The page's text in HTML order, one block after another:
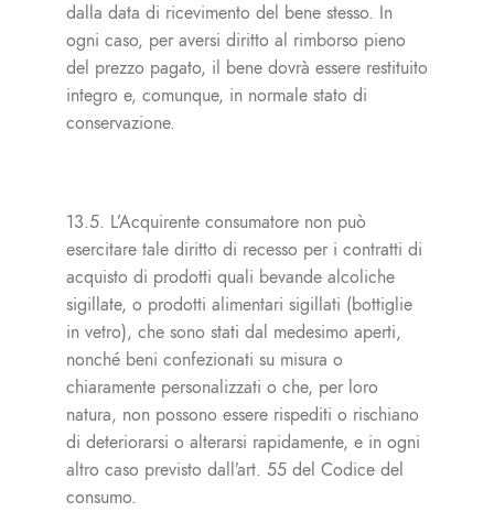
dalla data di ricevimento del bene stesso. In
ogni caso, per aversi diritto al rimborso pieno
del prezzo pagato, il bene dovrà essere restituito
integro e, comunque, in normale stato di
conservazione.
13.5. L’Acquirente consumatore non può
esercitare tale diritto di recesso per i contratti di
acquisto di prodotti quali bevande alcoliche
sigillate, o prodotti alimentari sigillati (bottiglie
in vetro), che sono stati dal medesimo aperti,
nonché beni confezionati su misura o
chiaramente personalizzati o che, per loro
natura, non possono essere rispediti o rischiano
di deteriorarsi o alterarsi rapidamente, e in ogni
altro caso previsto dall’art. 55 del Codice del
consumo.